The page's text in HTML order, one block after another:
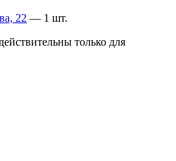
22 — 1 шт.
только для